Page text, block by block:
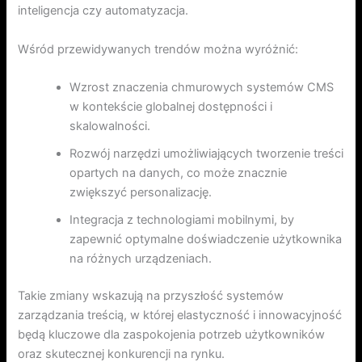
inteligencja czy automatyzacja.
Wśród przewidywanych trendów można wyróżnić:
Wzrost znaczenia chmurowych systemów CMS
w kontekście globalnej dostępności i
skalowalności.
Rozwój narzędzi umożliwiających tworzenie treści
opartych na danych, co może znacznie
zwiększyć personalizację.
Integracja z technologiami mobilnymi, by
zapewnić optymalne doświadczenie użytkownika
na różnych urządzeniach.
Takie zmiany wskazują na przyszłość systemów
zarządzania treścią, w której elastyczność i innowacyjność
będą kluczowe dla zaspokojenia potrzeb użytkowników
oraz skutecznej konkurencji na rynku.